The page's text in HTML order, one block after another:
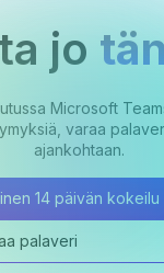
jo
Microsoft
varaa
ajankohtaan.
14 päivän kokeilu
palaveri